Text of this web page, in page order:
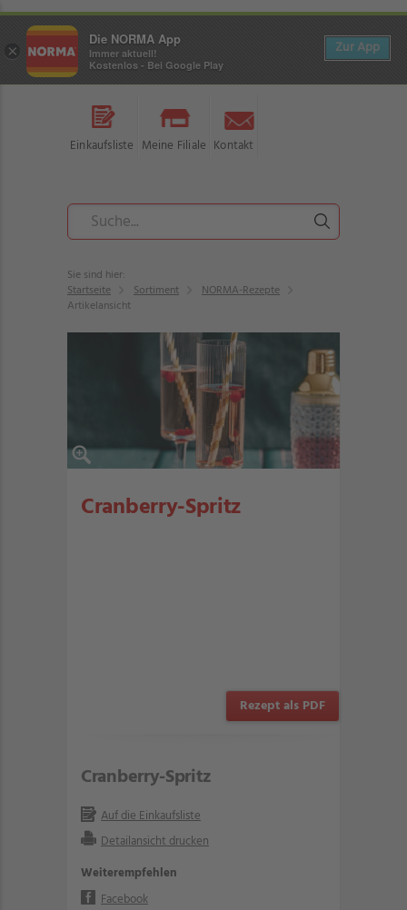
Einkaufsliste Meine Filiale Kontakt
Sie sind hier:
Startseite
Sortiment
NORMA-Rezepte
Artikelansicht
Cranberry-Spritz
Rezept als PDF
Cranberry-Spritz
Auf die Einkaufsliste
Detailansicht drucken
Weiterempfehlen
Facebook
×
Die NORMA App
Immer aktuell!
Kostenlos - Bei Google Play
Zur App